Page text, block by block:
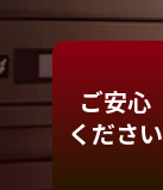
ご安心
ください